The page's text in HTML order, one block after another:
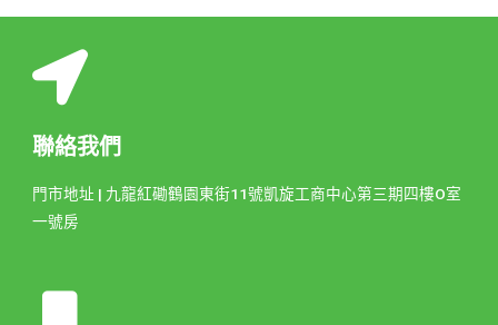
聯絡我們
門市地址 | 九龍紅磡鶴園東街11號凱旋工商中心第三期四樓O室
一號房